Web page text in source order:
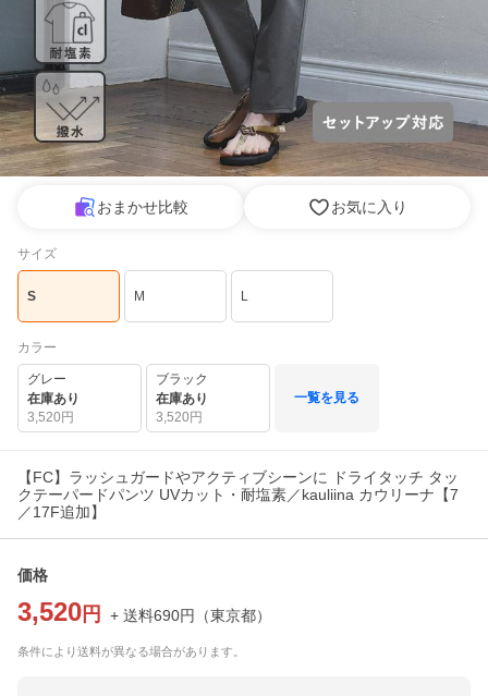
おまかせ比較 お気に入り
サイズ
S M L
カラー
グレー
在庫あり
3,520 円
ブラック
在庫あり
3,520 円
一覧を見る
【FC】ラッシュガードやアクティブシーンに ドライタッチ タッ
クテーパードパンツ UVカット・耐塩素／kauliina カウリーナ【7
／17F追加】
価格
3,520 円 + 送料690円 （東京都）
条件により送料が異なる場合があります。